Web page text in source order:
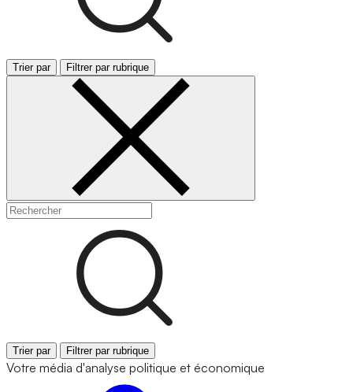
Trier par Filtrer par rubrique
Trier par Filtrer par rubrique
Votre média d'analyse politique et économique